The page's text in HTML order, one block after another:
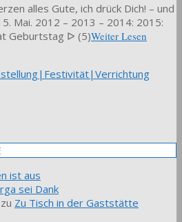
alles Gute, ich drück Dich! – und
Mai. 2012 – 2013 – 2014: 2015:
Geburtstag ᐅ (5)Weiter Lesen
ist aus
sei Dank
zu Zu Tisch in der Gaststätte